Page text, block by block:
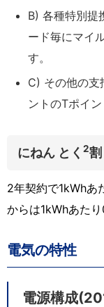
B) 各種特別提
ード毎にマイ
す。
C) その他の支
ントのTポイン
にねん とく 2割
2年契約で1kWhあ
からは1kWhあた
電気の特性
電源構成